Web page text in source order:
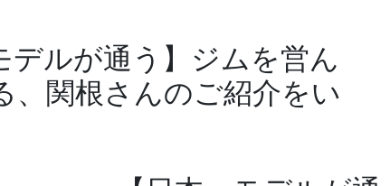
デルが通う】ジムを営ん
、関根さんのご紹介をい